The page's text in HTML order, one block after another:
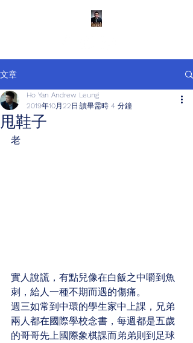
文章
甩鞋子
Ho Yan Andrew Leung
2019年10月22日 讀畢需時 4 分鐘
老
實人說謊，有點兒像在白飯之中嚼到魚
刺，給人一種不期而遇的傷痛。
週三如常到中環的學生家中上課，兄弟
兩人都在國際學校念書，每週都是五歲
的哥哥先上國際象棋課而弟弟則到足球